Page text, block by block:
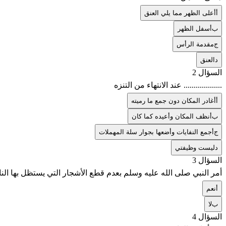
أأعلى الظهر مما يلي العنق
بأسفل الظهر
جمقدمة الرأس
د العنق
السؤال 2
................... عند الانتهاء من التنزه
أأغادر المكان دون جمع ما رميته
بأنظف المكان وأعيده كما كان
ج أجمع النفايات وأضعها بجوار سلة المهملات
د ليست وظيفتي
السؤال 3
أمر النبي صلى الله عليه وسلم بعدم قطع الأشجار التي يستظل بها
أنعم
بلا
السؤال 4